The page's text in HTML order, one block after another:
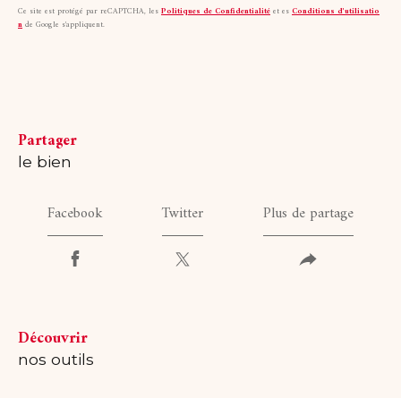
Ce site est protégé par reCAPTCHA, lesPolitiques de Confidentialitéet esConditions d'utilisatio
nde Google s'appliquent.
partager
le bien
Facebook Twitter Plus de partage
découvrir
nos outils